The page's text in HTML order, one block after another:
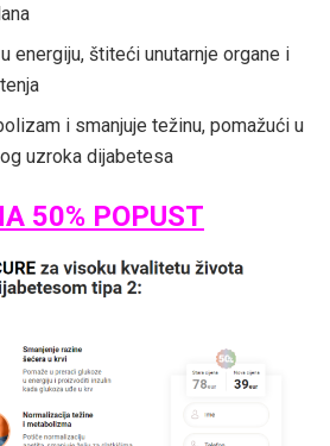
energiju, štiteći unutarnje organe i
i smanjuje težinu, pomažući u
uzroka dijabetesa
50% POPUST